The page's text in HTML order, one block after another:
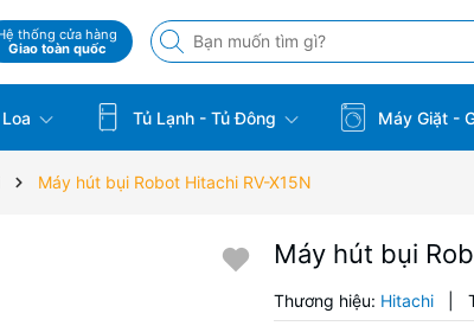
thống cửa hàng
Giao toàn quốc
Tủ Lạnh - Tủ Đông Máy Giặt -
Máy hút bụi Robot Hitachi RV-X15N
Máy hút bụi
Thương hiệu: Hitachi